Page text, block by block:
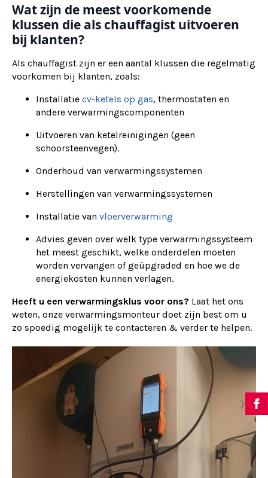
Wat zijn de meest voorkomende
klussen die als chauffagist uitvoeren
bij klanten?
Als chauffagist zijn er een aantal klussen die regelmatig
voorkomen bij klanten, zoals:
Installatie cv-ketels op gas, thermostaten en
andere verwarmingscomponenten
Uitvoeren van ketelreinigingen (geen
schoorsteenvegen).
Onderhoud van verwarmingssystemen
Herstellingen van verwarmingssystemen
Installatie van vloerverwarming
Advies geven over welk type verwarmingssysteem
het meest geschikt, welke onderdelen moeten
worden vervangen of geüpgraded en hoe we de
energiekosten kunnen verlagen.
Heeft u een verwarmingsklus voor ons? Laat het ons
weten, onze verwarmingsmonteur doet zijn best om u
zo spoedig mogelijk te contacteren & verder te helpen.